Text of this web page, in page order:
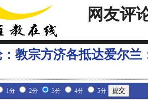
网友评
教宗方济各抵达爱尔兰
1分 2分 3分 4分 5分